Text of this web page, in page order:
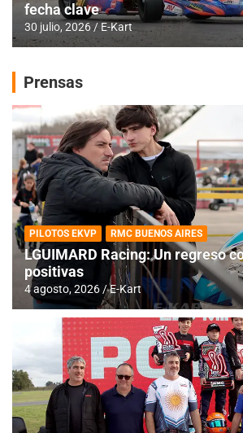
fecha clave
30 julio, 2026 E-Kart
Prensas
PILOTOS EKVP RMC BUENOS AIRES
LGUIMARD Racing: Un regreso
positivas
4 agosto, 2026 E-Kart